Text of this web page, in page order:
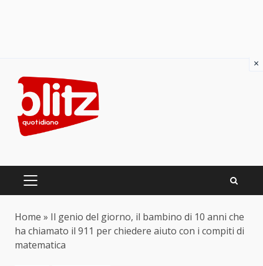
content
PRIMARY
Home » Il genio del giorno, il bambino di 10 anni che
ha chiamato il 911 per chiedere aiuto con i compiti di
matematica
×